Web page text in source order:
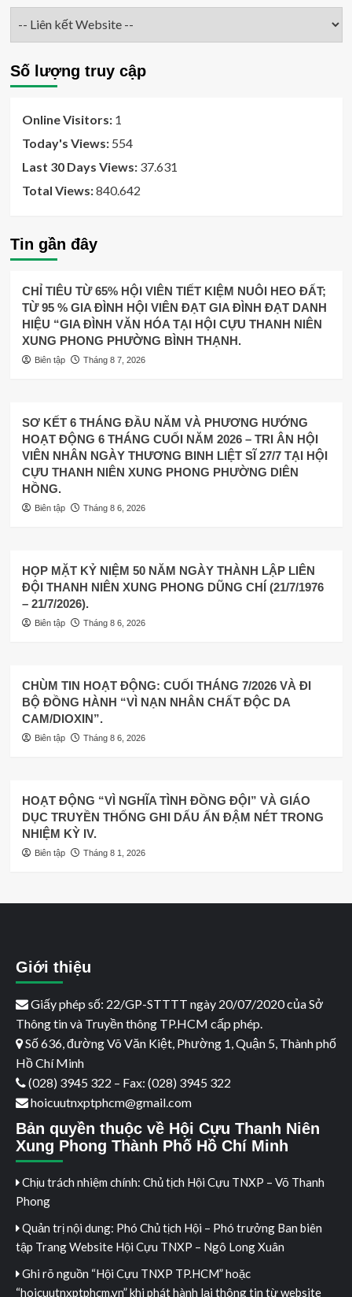
Số lượng truy cập
Online Visitors: 1
Today's Views: 554
Last 30 Days Views: 37.631
Total Views:840.642
Tin gần đây
CHỈ TIÊU TỪ 65% HỘI VIÊN TIẾT KIỆM NUÔI HEO ĐẤT;
TỪ 95 % GIA ĐÌNH HỘI VIÊN ĐẠT GIA ĐÌNH ĐẠT DANH
HIỆU “GIA ĐÌNH VĂN HÓA TẠI HỘI CỰU THANH NIÊN
XUNG PHONG PHƯỜNG BÌNH THẠNH.
Biên tập Tháng 8 7, 2026
SƠ KẾT 6 THÁNG ĐẦU NĂM VÀ PHƯƠNG HƯỚNG
HOẠT ĐỘNG 6 THÁNG CUỐI NĂM 2026 – TRI ÂN HỘI
VIÊN NHÂN NGÀY THƯƠNG BINH LIỆT SĨ 27/7 TẠI HỘI
CỰU THANH NIÊN XUNG PHONG PHƯỜNG DIÊN
HỒNG.
Biên tập Tháng 8 6, 2026
HỌP MẶT KỶ NIỆM 50 NĂM NGÀY THÀNH LẬP LIÊN
ĐỘI THANH NIÊN XUNG PHONG DŨNG CHÍ (21/7/1976
– 21/7/2026).
Biên tập Tháng 8 6, 2026
CHÙM TIN HOẠT ĐỘNG: CUỐI THÁNG 7/2026 VÀ ĐI
BỘ ĐỒNG HÀNH “VÌ NẠN NHÂN CHẤT ĐỘC DA
CAM/DIOXIN”.
Biên tập Tháng 8 6, 2026
HOẠT ĐỘNG “VÌ NGHĨA TÌNH ĐỒNG ĐỘI” VÀ GIÁO
DỤC TRUYỀN THỐNG GHI DẤU ẤN ĐẬM NÉT TRONG
NHIỆM KỲ IV.
Biên tập Tháng 8 1, 2026
Giới thiệu
Giấy phép số: 22/GP-STTTT ngày 20/07/2020 của Sở
Thông tin và Truyền thông TP.HCM cấp phép.
Số 636, đường Võ Văn Kiệt, Phường 1, Quận 5, Thành phố
Hồ Chí Minh
(028) 3945 322 – Fax: (028) 3945 322
hoicuutnxptphcm@gmail.com
Bản quyền thuộc về Hội Cựu Thanh Niên
Xung Phong Thành Phố Hồ Chí Minh
Chịu trách nhiệm chính: Chủ tịch Hội Cựu TNXP – Võ Thanh
Phong
Quản trị nội dung: Phó Chủ tịch Hội – Phó trưởng Ban biên
tập Trang Website Hội Cựu TNXP – Ngô Long Xuân
Ghi rõ nguồn “Hội Cựu TNXP TP.HCM” hoặc
“hoicuutnxptphcm.vn” khi phát hành lại thông tin từ website